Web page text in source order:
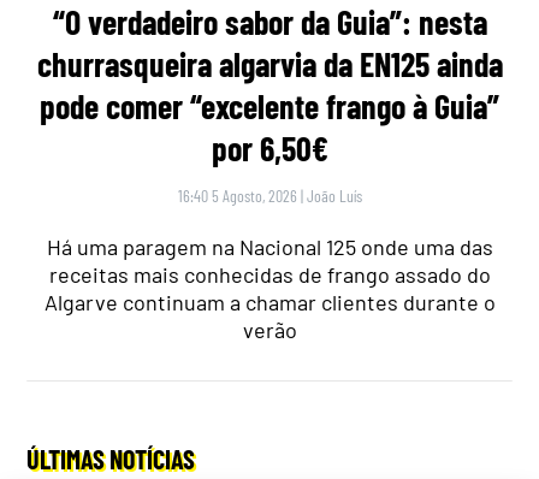
“O verdadeiro sabor da Guia”: nesta
churrasqueira algarvia da EN125 ainda
pode comer “excelente frango à Guia”
por 6,50€
16:40 5 Agosto, 2026 |João Luís
Há uma paragem na Nacional 125 onde uma das
receitas mais conhecidas de frango assado do
Algarve continuam a chamar clientes durante o
verão
ÚLTIMAS NOTÍCIAS